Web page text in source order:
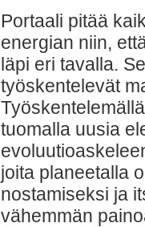
Portaali pitää
energian niin,
läpi eri tavalla.
työskentelevät
tuomalla uusia
joita planeetalla
nostamiseksi ja
vähemmän